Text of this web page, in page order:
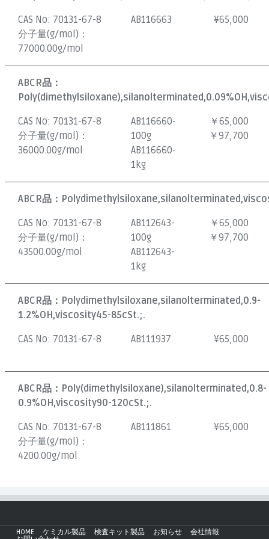
CAS No: 70131-67-8
分子量(g/mol)：
77000.00g/mol
AB116663 ¥65,000
ABCR品：
CAS No: 70131-67-8
分子量(g/mol)：
36000.00g/mol
AB116660-
100g
AB116660-
1kg
￥65,000
￥97,700
ABCR品：
CAS No: 70131-67-8
分子量(g/mol)：
43500.00g/mol
AB112643-
100g
AB112643-
1kg
￥65,000
￥97,700
ABCR品： Polydimethylsiloxane,silanolterminated,0.9-
1.2%OH,viscosity45-85cSt.;.
CAS No: 70131-67-8 AB111937 ¥65,000
ABCR品： Poly(dimethylsiloxane),silanolterminated,0.8-
0.9%OH,viscosity90-120cSt.;.
CAS No: 70131-67-8
分子量(g/mol)：
4200.00g/mol
AB111861 ¥65,000
HOME ケミカル製品 検査キット製品 お知らせ
会社情報